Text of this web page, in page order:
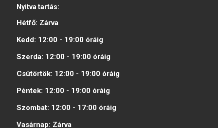
Nyitva tartás:
Hétfő: Zárva
Kedd: 12:00 - 19:00 óráig
Szerda: 12:00 - 19:00 óráig
Csütörtök: 12:00 - 19:00 óráig
Péntek: 12:00 - 19:00 óráig
Szombat: 12:00 - 17:00 óráig
Vasárnap: Zárva